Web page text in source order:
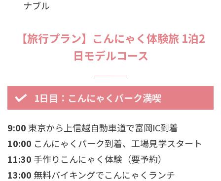
ナブル
【旅行プラン】こんにゃく体験旅 1泊2
日モデルコース
1日目：こんにゃくパーク満喫
9:00 東京から上信越自動車道で富岡IC到着
10:00 こんにゃくパーク到着、工場見学スタート
11:30 手作りこんにゃく体験（要予約）
13:00 無料バイキングでこんにゃくランチ